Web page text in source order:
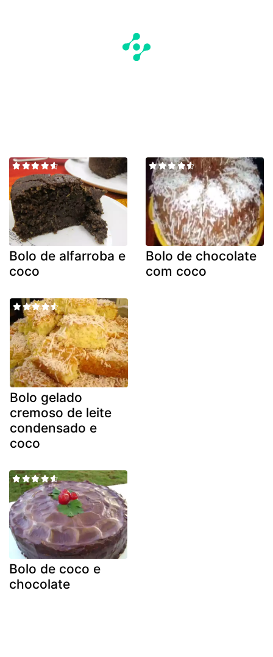
Bolo de alfarroba e
coco
Bolo de chocolate
com coco
Bolo gelado
cremoso de leite
condensado e
coco
Bolo de coco e
chocolate